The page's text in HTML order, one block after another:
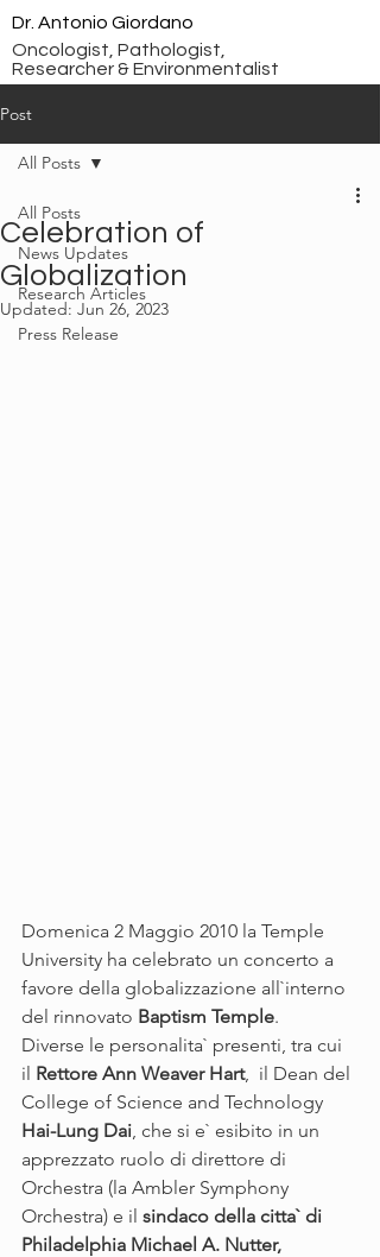
Dr. Antonio Giordano
Oncologist, Pathologist,
Researcher & Environmentalist
Post
All Posts
News Updates
Research Articles
Press Release
All Posts
Celebration of
Globalization
Updated: Jun 26, 2023
Domenica 2 Maggio 2010 la Temple
University ha celebrato un concerto a
favore della globalizzazione all`interno
del rinnovato Baptism Temple.
Diverse le personalita` presenti, tra cui
il Rettore Ann Weaver Hart,  il Dean del
College of Science and Technology
Hai-Lung Dai, che si e` esibito in un
apprezzato ruolo di direttore di
Orchestra (la Ambler Symphony
Orchestra) e il sindaco della citta` di
Philadelphia Michael A. Nutter,